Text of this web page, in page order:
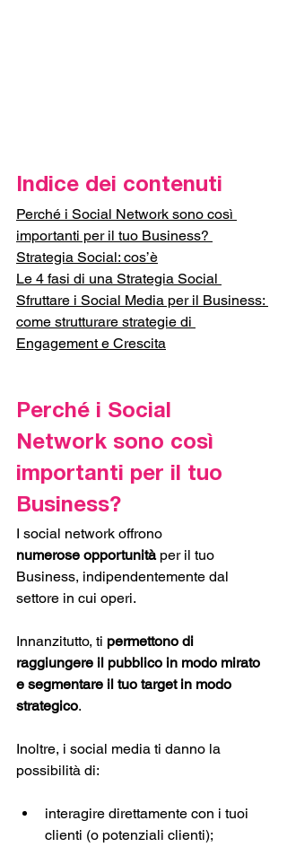
Indice dei contenuti
Perché i Social Network sono così
importanti per il tuo Business?
Strategia Social: cos’è
Le 4 fasi di una Strategia Social
Sfruttare i Social Media per il Business:
come strutturare strategie di
Engagement e Crescita
Perché i Social
Network sono così
importanti per il tuo
Business?
I social network offrono
numerose opportunità per il tuo
Business, indipendentemente dal
settore in cui operi.
Innanzitutto, ti permettono di
raggiungere il pubblico in modo mirato
e segmentare il tuo target in modo
strategico.
Inoltre, i social media ti danno la
possibilità di:
interagire direttamente con i tuoi
clienti (o potenziali clienti);